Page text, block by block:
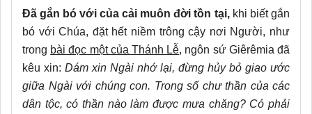
Đã gắn bó với của cải muôn đời tồn tại, khi biết gắn
bó với Chúa, đặt hết niềm trông cậy nơi Người, như
trong bài đọc một của Thánh Lễ, ngôn sứ Giêrêmia đã
kêu xin: Dám xin Ngài nhớ lại, đừng hủy bỏ giao ước
giữa Ngài với chúng con. Trong số chư thần của các
dân tộc, có thần nào làm được mưa chăng? Có phải